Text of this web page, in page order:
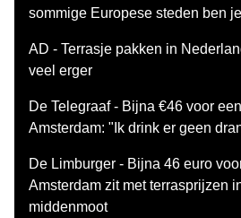
sommige Europese steden ben
AD - Terrasje pakken in
veel erger
De Telegraaf - Bijna €46 voor
Amsterdam: "Ik drink er geen
De Limburger - Bijna 46 euro
Amsterdam zit met terrasprijzen
middenmoot